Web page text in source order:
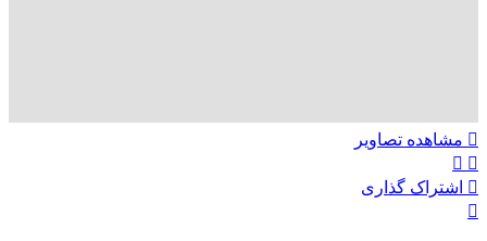
مشاهده تصاویر
اشتراک گذاری